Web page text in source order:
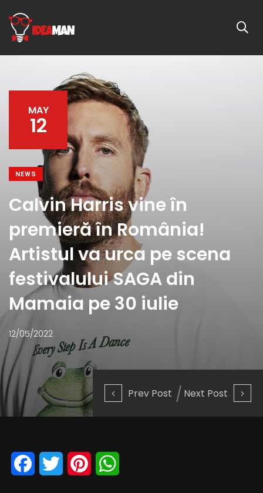
Prev Post Next Post
MAY
12
NEWS
Calvin Harris vine în
premieră în România!
Artistul va urca pe scena
festivalului SAGA din
Mamaia pe 30 iulie
12/05/2022
Facebook
Twitter Pinterest